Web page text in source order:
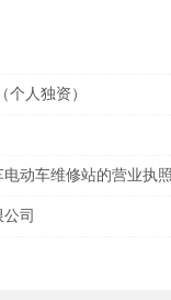
人独资）
动车维修站的营业执
司